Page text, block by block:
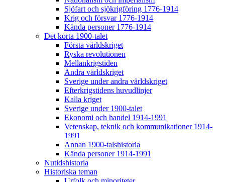
Sjöfart och sjökrigföring 1776-1914
Krig och försvar 1776-1914
Kända personer 1776-1914
Det korta 1900-talet
Första världskriget
Ryska revolutionen
Mellankrigstiden
Andra världskriget
Sverige under andra världskriget
Efterkrigstidens huvudlinjer
Kalla kriget
Sverige under 1900-talet
Ekonomi och handel 1914-1991
Vetenskap, teknik och kommunikationer 1914-
1991
Annan 1900-talshistoria
Kända personer 1914-1991
Nutidshistoria
Historiska teman